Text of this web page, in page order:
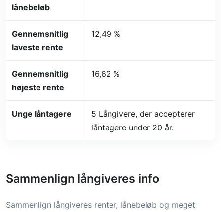
lånebeløb
Gennemsnitlig
laveste rente
12,49 %
Gennemsnitlig
højeste rente
16,62 %
Unge låntagere
5 Långivere, der accepterer
låntagere under 20 år.
Sammenlign långiveres info
Sammenlign långiveres renter, lånebeløb og meget